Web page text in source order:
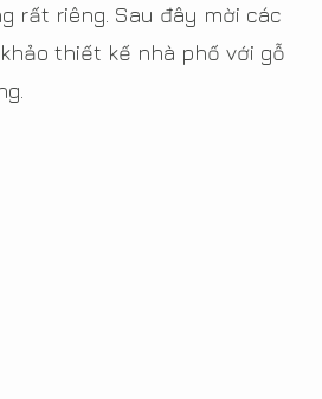
rất riêng. Sau đây mời các
thiết kế nhà phố với gỗ